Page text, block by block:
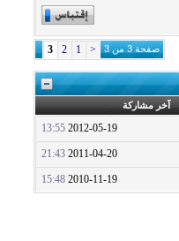
صفحة 3 من 3 <
1
2
3
آخر مشاركة
2012-05-19
13:55
2011-04-20
21:43
2010-11-19
15:48